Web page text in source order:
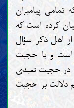
تمامی پیامبران
کرده است که
اهل ذکر سؤال
و با حجیت
در حجیت تعبدی
دلالت بر حجیت